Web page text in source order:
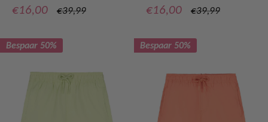
Verkoopprijs
€16,00
Normale
€39,99 Verkoopprijs
€16,00
Normale
€39,99
Bespaar 50% Bespaar 50%